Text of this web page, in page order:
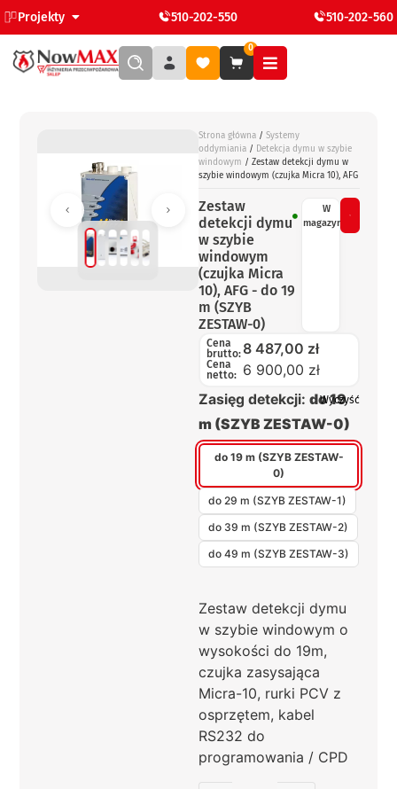
Projekty 510-202-550 510-202-560
0
Strona główna / Systemy
oddymiania / Detekcja dymu w szybie
windowym / Zestaw detekcji dymu w
szybie windowym (czujka Micra 10), AFG
Zestaw
detekcji dymu
w szybie
windowym
(czujka Micra
10), AFG - do 19
m (SZYB
ZESTAW-0)
W
magazynie
Cena
brutto: 8 487,00 zł
Cena
netto: 6 900,00 zł
Zasięg detekcji: do 19
m (SZYB ZESTAW-0)
do 19 m (SZYB ZESTAW-
0)
do 29 m (SZYB ZESTAW-1)
do 39 m (SZYB ZESTAW-2)
do 49 m (SZYB ZESTAW-3)
Wyczyść
Zestaw detekcji dymu
w szybie windowym o
wysokości do 19m,
czujka zasysająca
Micra-10, rurki PCV z
osprzętem, kabel
RS232 do
programowania / CPD